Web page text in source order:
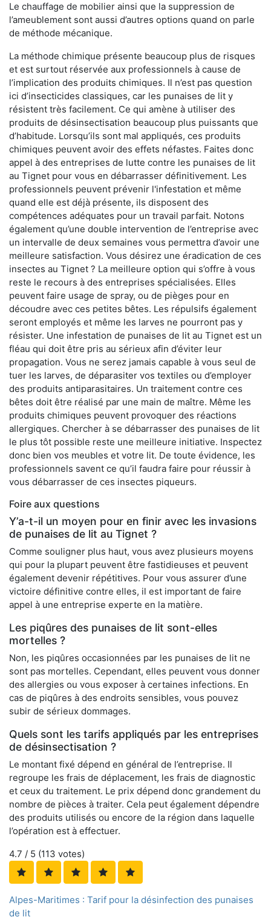
Le chauffage de mobilier ainsi que la suppression de
l’ameublement sont aussi d’autres options quand on parle
de méthode mécanique.
La méthode chimique présente beaucoup plus de risques
et est surtout réservée aux professionnels à cause de
l’implication des produits chimiques. Il n’est pas question
ici d’insecticides classiques, car les punaises de lit y
résistent très facilement. Ce qui amène à utiliser des
produits de désinsectisation beaucoup plus puissants que
d’habitude. Lorsqu’ils sont mal appliqués, ces produits
chimiques peuvent avoir des effets néfastes. Faites donc
appel à des entreprises de lutte contre les punaises de lit
au Tignet pour vous en débarrasser définitivement. Les
professionnels peuvent prévenir l'infestation et même
quand elle est déjà présente, ils disposent des
compétences adéquates pour un travail parfait. Notons
également qu’une double intervention de l’entreprise avec
un intervalle de deux semaines vous permettra d’avoir une
meilleure satisfaction. Vous désirez une éradication de ces
insectes au Tignet ? La meilleure option qui s’offre à vous
reste le recours à des entreprises spécialisées. Elles
peuvent faire usage de spray, ou de pièges pour en
découdre avec ces petites bêtes. Les répulsifs également
seront employés et même les larves ne pourront pas y
résister. Une infestation de punaises de lit au Tignet est un
fléau qui doit être pris au sérieux afin d’éviter leur
propagation. Vous ne serez jamais capable à vous seul de
tuer les larves, de déparasiter vos textiles ou d’employer
des produits antiparasitaires. Un traitement contre ces
bêtes doit être réalisé par une main de maître. Même les
produits chimiques peuvent provoquer des réactions
allergiques. Chercher à se débarrasser des punaises de lit
le plus tôt possible reste une meilleure initiative. Inspectez
donc bien vos meubles et votre lit. De toute évidence, les
professionnels savent ce qu’il faudra faire pour réussir à
vous débarrasser de ces insectes piqueurs.
Foire aux questions
Y’a-t-il un moyen pour en finir avec les invasions
de punaises de lit au Tignet ?
Comme souligner plus haut, vous avez plusieurs moyens
qui pour la plupart peuvent être fastidieuses et peuvent
également devenir répétitives. Pour vous assurer d’une
victoire définitive contre elles, il est important de faire
appel à une entreprise experte en la matière.
Les piqûres des punaises de lit sont-elles
mortelles ?
Non, les piqûres occasionnées par les punaises de lit ne
sont pas mortelles. Cependant, elles peuvent vous donner
des allergies ou vous exposer à certaines infections. En
cas de piqûres à des endroits sensibles, vous pouvez
subir de sérieux dommages.
Quels sont les tarifs appliqués par les entreprises
de désinsectisation ?
Le montant fixé dépend en général de l’entreprise. Il
regroupe les frais de déplacement, les frais de diagnostic
et ceux du traitement. Le prix dépend donc grandement du
nombre de pièces à traiter. Cela peut également dépendre
des produits utilisés ou encore de la région dans laquelle
l’opération est à effectuer.
4.7 / 5 (113 votes)
Alpes-Maritimes : Tarif pour la désinfection des punaises
de lit